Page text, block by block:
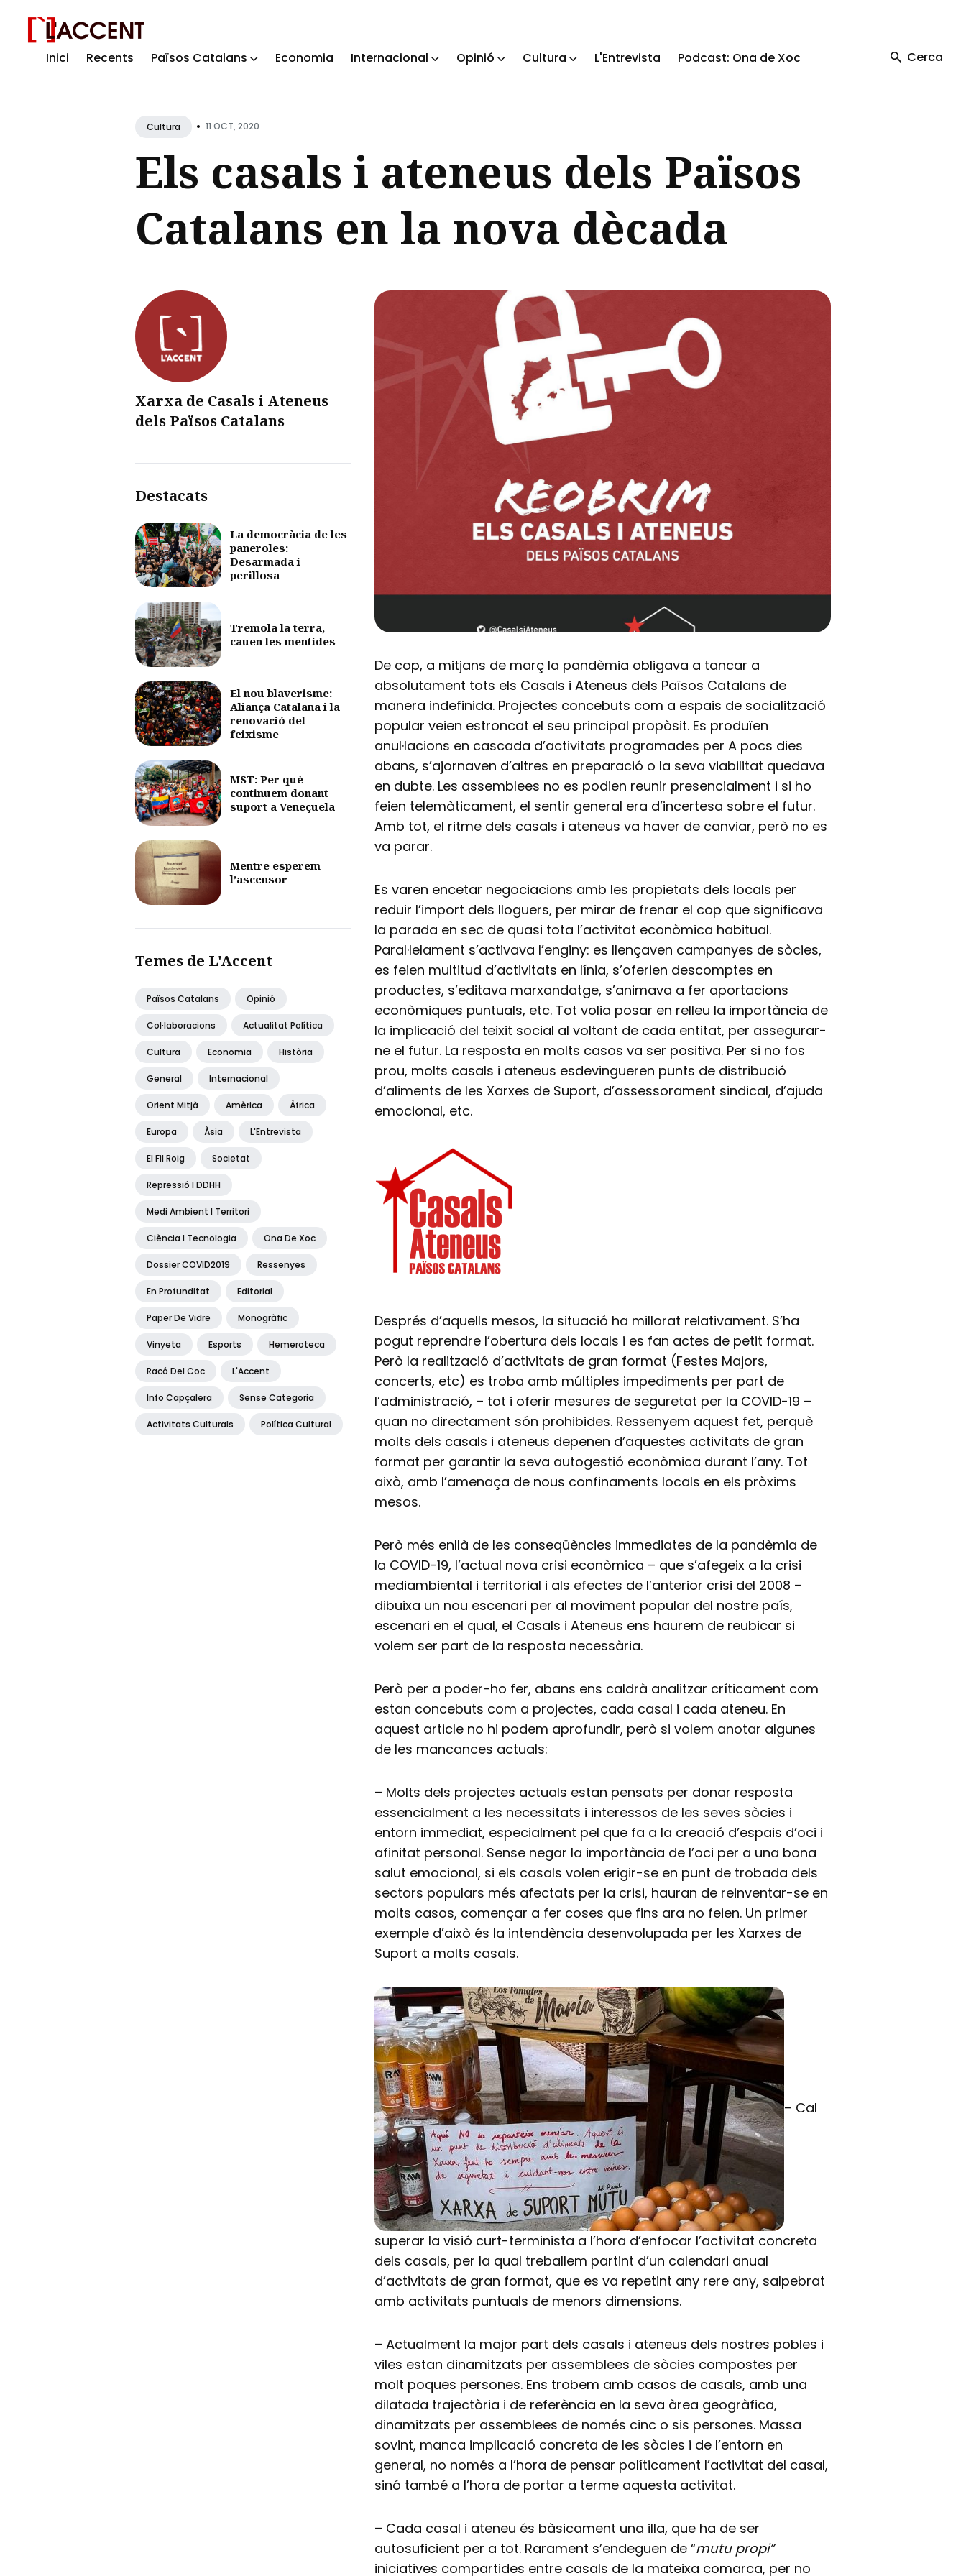
Inici Recents Països Catalans Economia Internacional Opinió Cultura L'Entrevista Podcast: Ona de Xoc Cerca
Cultura • 11 OCT, 2020
Els casals i ateneus dels Països
Catalans en la nova dècada
Xarxa de Casals i Ateneus
dels Països Catalans
Destacats
La democràcia de les
paneroles:
Desarmada i
perillosa
Tremola la terra,
cauen les mentides
El nou blaverisme:
Aliança Catalana i la
renovació del
feixisme
MST: Per què
continuem donant
suport a Veneçuela
Mentre esperem
l’ascensor
Temes de L'Accent
Països Catalans Opinió
Col·laboracions Actualitat Política
Cultura Economia Història
General Internacional
Orient Mitjà Amèrica Àfrica
Europa Àsia L'Entrevista
El Fil Roig Societat
Repressió I DDHH
Medi Ambient I Territori
Ciència I Tecnologia Ona De Xoc
Dossier COVID2019 Ressenyes
En Profunditat Editorial
Paper De Vidre Monogràfic
Vinyeta Esports Hemeroteca
Racó Del Coc L'Accent
Info Capçalera Sense Categoria
Activitats Culturals Política Cultural
De cop, a mitjans de març la pandèmia obligava a tancar a
absolutament tots els Casals i Ateneus dels Països Catalans de
manera indefinida. Projectes concebuts com a espais de socialització
popular veien estroncat el seu principal propòsit. Es produïen
anul·lacions en cascada d’activitats programades per A pocs dies
abans, s’ajornaven d’altres en preparació o la seva viabilitat quedava
en dubte. Les assemblees no es podien reunir presencialment i si ho
feien telemàticament, el sentir general era d’incertesa sobre el futur.
Amb tot, el ritme dels casals i ateneus va haver de canviar, però no es
va parar.
Es varen encetar negociacions amb les propietats dels locals per
reduir l’import dels lloguers, per mirar de frenar el cop que significava
la parada en sec de quasi tota l’activitat econòmica habitual.
Paral·lelament s’activava l’enginy: es llençaven campanyes de sòcies,
es feien multitud d’activitats en línia, s’oferien descomptes en
productes, s’editava marxandatge, s’animava a fer aportacions
econòmiques puntuals, etc. Tot volia posar en relleu la importància de
la implicació del teixit social al voltant de cada entitat, per assegurar-
ne el futur. La resposta en molts casos va ser positiva. Per si no fos
prou, molts casals i ateneus esdevingueren punts de distribució
d’aliments de les Xarxes de Suport, d’assessorament sindical, d’ajuda
emocional, etc.
Després d’aquells mesos, la situació ha millorat relativament. S’ha
pogut reprendre l’obertura dels locals i es fan actes de petit format.
Però la realització d’activitats de gran format (Festes Majors,
concerts, etc) es troba amb múltiples impediments per part de
l’administració, – tot i oferir mesures de seguretat per la COVID-19 –
quan no directament són prohibides. Ressenyem aquest fet, perquè
molts dels casals i ateneus depenen d’aquestes activitats de gran
format per garantir la seva autogestió econòmica durant l’any. Tot
això, amb l’amenaça de nous confinaments locals en els pròxims
mesos.
Però més enllà de les conseqüències immediates de la pandèmia de
la COVID-19, l’actual nova crisi econòmica – que s’afegeix a la crisi
mediambiental i territorial i als efectes de l’anterior crisi del 2008 –
dibuixa un nou escenari per al moviment popular del nostre país,
escenari en el qual, el Casals i Ateneus ens haurem de reubicar si
volem ser part de la resposta necessària.
Però per a poder-ho fer, abans ens caldrà analitzar críticament com
estan concebuts com a projectes, cada casal i cada ateneu. En
aquest article no hi podem aprofundir, però si volem anotar algunes
de les mancances actuals:
– Molts dels projectes actuals estan pensats per donar resposta
essencialment a les necessitats i interessos de les seves sòcies i
entorn immediat, especialment pel que fa a la creació d’espais d’oci i
afinitat personal. Sense negar la importància de l’oci per a una bona
salut emocional, si els casals volen erigir-se en punt de trobada dels
sectors populars més afectats per la crisi, hauran de reinventar-se en
molts casos, començar a fer coses que fins ara no feien. Un primer
exemple d’això és la intendència desenvolupada per les Xarxes de
Suport a molts casals.
– Cal
superar la visió curt-terminista a l’hora d’enfocar l’activitat concreta
dels casals, per la qual treballem partint d’un calendari anual
d’activitats de gran format, que es va repetint any rere any, salpebrat
amb activitats puntuals de menors dimensions.
– Actualment la major part dels casals i ateneus dels nostres pobles i
viles estan dinamitzats per assemblees de sòcies compostes per
molt poques persones. Ens trobem amb casos de casals, amb una
dilatada trajectòria i de referència en la seva àrea geogràfica,
dinamitzats per assemblees de només cinc o sis persones. Massa
sovint, manca implicació concreta de les sòcies i de l’entorn en
general, no només a l’hora de pensar políticament l’activitat del casal,
sinó també a l’hora de portar a terme aquesta activitat.
– Cada casal i ateneu és bàsicament una illa, que ha de ser
autosuficient per a tot. Rarament s’endeguen de “mutu propi”
iniciatives compartides entre casals de la mateixa comarca, per no